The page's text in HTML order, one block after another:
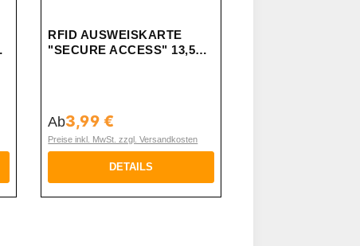
RFID AUSWEISKARTE
"SECURE ACCESS" 13,56
Regulärer Preis:
Ab3,99 €
Preise inkl. MwSt. zzgl. Versandkosten
DETAILS